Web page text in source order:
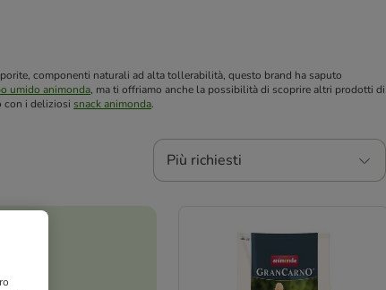
componenti naturali ad alta tollerabilità, questo brand ha saputo
umido animonda, ma ti offriamo anche la possibilità di scoprire altri prodotti di
con i deliziosi snack animonda.
Più richiesti